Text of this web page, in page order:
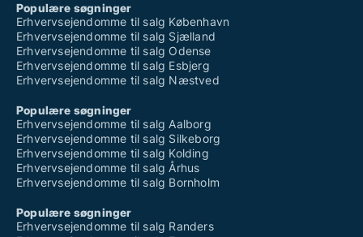
Populære søgninger
Erhvervsejendomme til salg København
Erhvervsejendomme til salg Sjælland
Erhvervsejendomme til salg Odense
Erhvervsejendomme til salg Esbjerg
Erhvervsejendomme til salg Næstved
Populære søgninger
Erhvervsejendomme til salg Aalborg
Erhvervsejendomme til salg Silkeborg
Erhvervsejendomme til salg Kolding
Erhvervsejendomme til salg Århus
Erhvervsejendomme til salg Bornholm
Populære søgninger
Erhvervsejendomme til salg Randers